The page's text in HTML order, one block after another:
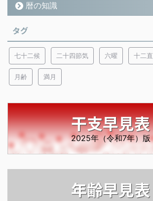
暦の知識
タグ
七十二候 二十四節気 六曜 十二直
月齢 満月
干支早見表
2025年（令和7年）版
年齢早見表